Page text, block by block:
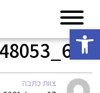
פתח סרגל נגישות
צוות כתבה